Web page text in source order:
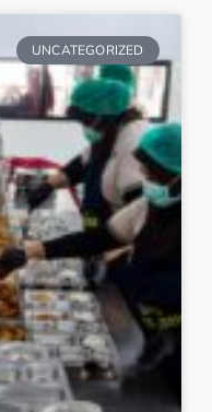
UNCATEGORIZED